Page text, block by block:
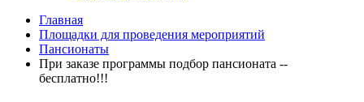
Главная
Площадки для проведения мероприятий
Пансионаты
При заказе программы подбор пансионата --
бесплатно!!!